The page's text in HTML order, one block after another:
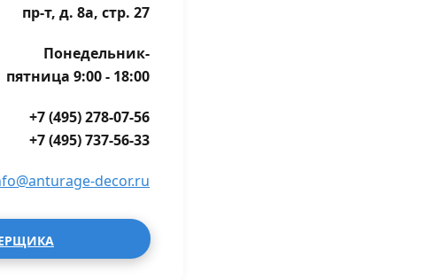
пр-т, д. 8а, стр. 27
Понедельник-
пятница 9:00 - 18:00
+7 (495) 278-07-56
+7 (495) 737-56-33
decor.ru